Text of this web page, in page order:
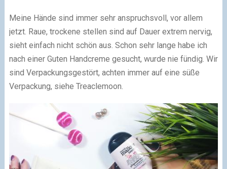
Meine Hände sind immer sehr anspruchsvoll, vor allem
jetzt. Raue, trockene stellen sind auf Dauer extrem nervig,
sieht einfach nicht schön aus. Schon sehr lange habe ich
nach einer Guten Handcreme gesucht, wurde nie fündig. Wir
sind Verpackungsgestört, achten immer auf eine süße
Verpackung, siehe Treaclemoon.